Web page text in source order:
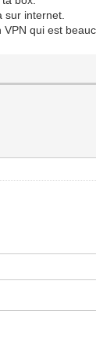
internet.
qui est